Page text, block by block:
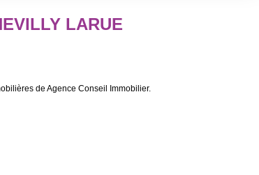
LARUE
de Agence Conseil Immobilier.